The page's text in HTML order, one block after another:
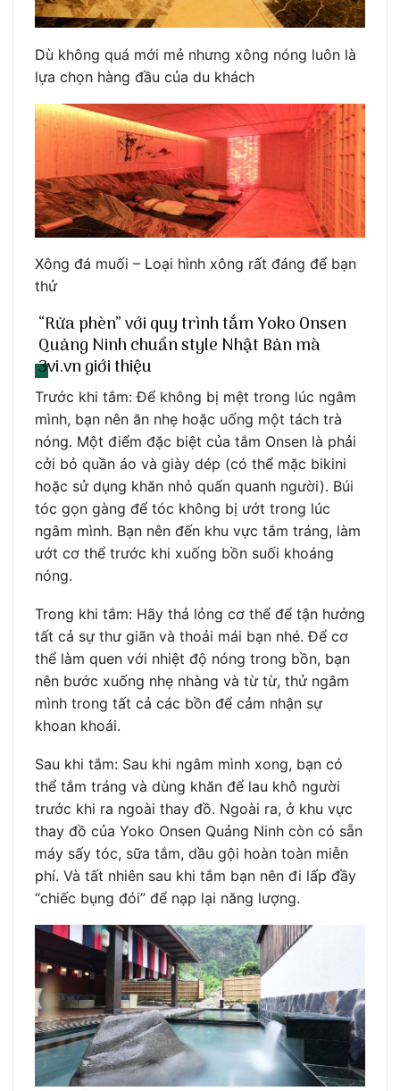
Dù không quá mới mẻ nhưng xông nóng luôn là
lựa chọn hàng đầu của du khách
Xông đá muối – Loại hình xông rất đáng để bạn
thử
“Rửa phèn” với quy trình tắm Yoko Onsen
Quảng Ninh chuẩn style Nhật Bản mà
3vi.vn giới thiệu
Trước khi tắm: Để không bị mệt trong lúc ngâm
mình, bạn nên ăn nhẹ hoặc uống một tách trà
nóng. Một điểm đặc biệt của tắm Onsen là phải
cởi bỏ quần áo và giày dép (có thể mặc bikini
hoặc sử dụng khăn nhỏ quấn quanh người). Búi
tóc gọn gàng để tóc không bị ướt trong lúc
ngâm mình. Bạn nên đến khu vực tắm tráng, làm
ướt cơ thể trước khi xuống bồn suối khoáng
nóng.
Trong khi tắm: Hãy thả lỏng cơ thể để tận hưởng
tất cả sự thư giãn và thoải mái bạn nhé. Để cơ
thể làm quen với nhiệt độ nóng trong bồn, bạn
nên bước xuống nhẹ nhàng và từ từ, thử ngâm
mình trong tất cả các bồn để cảm nhận sự
khoan khoái.
Sau khi tắm: Sau khi ngâm mình xong, bạn có
thể tắm tráng và dùng khăn để lau khô người
trước khi ra ngoài thay đồ. Ngoài ra, ở khu vực
thay đồ của Yoko Onsen Quảng Ninh còn có sẵn
máy sấy tóc, sữa tắm, dầu gội hoàn toàn miễn
phí. Và tất nhiên sau khi tắm bạn nên đi lấp đầy
“chiếc bụng đói” để nạp lại năng lượng.